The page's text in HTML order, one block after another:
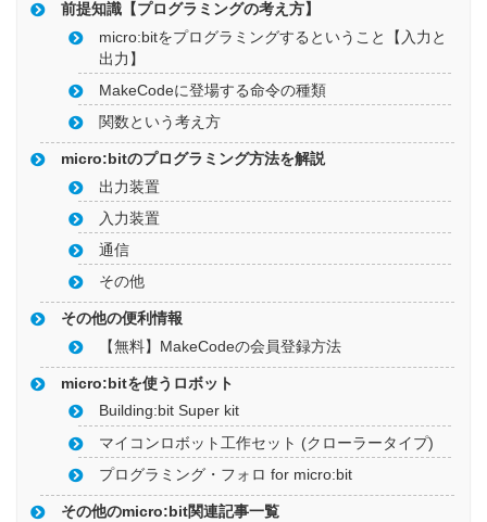
前提知識【プログラミングの考え方】
micro:bitをプログラミングするということ【入力と
出力】
MakeCodeに登場する命令の種類
関数という考え方
micro:bitのプログラミング方法を解説
出力装置
入力装置
通信
その他
その他の便利情報
【無料】MakeCodeの会員登録方法
micro:bitを使うロボット
Building:bit Super kit
マイコンロボット工作セット (クローラータイプ)
プログラミング・フォロ for micro:bit
その他のmicro:bit関連記事一覧